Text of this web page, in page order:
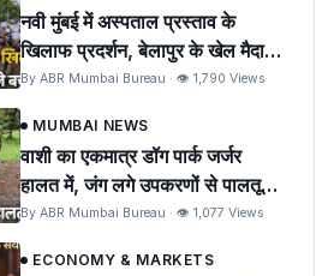
नवी मुंबई में अस्पताल प्रस्ताव के
खिलाफ प्रदर्शन, बेलापुर के खेल मैदान
को बचाने की मांग
By ABR Mumbai Bureau · 👁 1,790 Views
MUMBAI NEWS
वाशी का एकमात्र डॉग पार्क जर्जर
हालत में, जंग लगे उपकरणों से पालतू
पशुओं को खतरा
By ABR Mumbai Bureau · 👁 1,077 Views
ECONOMY & MARKETS